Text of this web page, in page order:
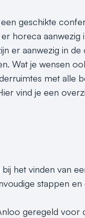
geschikte
horeca aanwezig
er aanwezig in
Wat je wensen
met alle
vind je een
het vinden van
stappen
geregeld voor